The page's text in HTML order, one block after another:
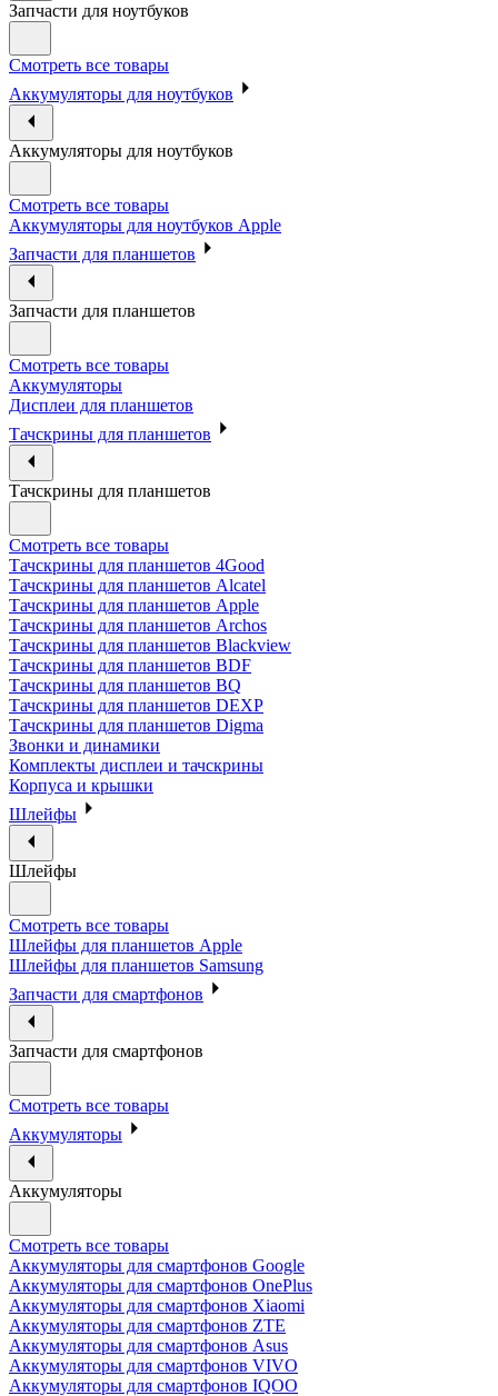
Запчасти для ноутбуков
Смотреть все товары
Аккумуляторы для ноутбуков
Аккумуляторы для ноутбуков
Смотреть все товары
Аккумуляторы для ноутбуков Apple
Запчасти для планшетов
Запчасти для планшетов
Смотреть все товары
Аккумуляторы
Дисплеи для планшетов
Тачскрины для планшетов
Тачскрины для планшетов
Смотреть все товары
Тачскрины для планшетов 4Good
Тачскрины для планшетов Alcatel
Тачскрины для планшетов Apple
Тачскрины для планшетов Archos
Тачскрины для планшетов Blackview
Тачскрины для планшетов BDF
Тачскрины для планшетов BQ
Тачскрины для планшетов DEXP
Тачскрины для планшетов Digma
Звонки и динамики
Комплекты дисплеи и тачскрины
Корпуса и крышки
Шлейфы
Шлейфы
Смотреть все товары
Шлейфы для планшетов Apple
Шлейфы для планшетов Samsung
Запчасти для смартфонов
Запчасти для смартфонов
Смотреть все товары
Аккумуляторы
Аккумуляторы
Смотреть все товары
Аккумуляторы для смартфонов Google
Аккумуляторы для смартфонов OnePlus
Аккумуляторы для смартфонов Xiaomi
Аккумуляторы для смартфонов ZTE
Аккумуляторы для cмартфонов Asus
Аккумуляторы для смартфонов VIVO
Аккумуляторы для смартфонов IQOO